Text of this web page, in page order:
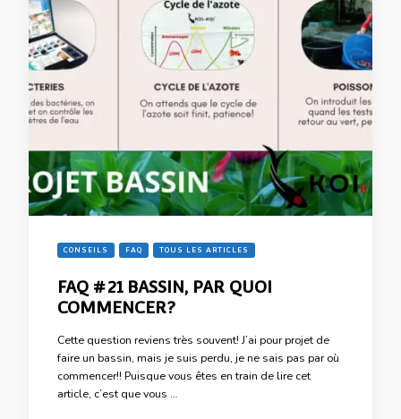
CONSEILS FAQ TOUS LES ARTICLES
FAQ #21 BASSIN, PAR QUOI
COMMENCER?
Cette question reviens très souvent! J’ai pour projet de
faire un bassin, mais je suis perdu, je ne sais pas par où
commencer!! Puisque vous êtes en train de lire cet
article, c’est que vous …